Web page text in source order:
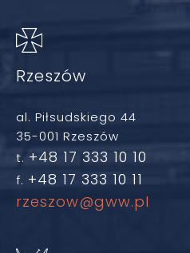
Rzeszów
al. Piłsudskiego 44
35-001 Rzeszów
t. +48 17 333 10 10
f. +48 17 333 10 11
rzeszow@gww.pl